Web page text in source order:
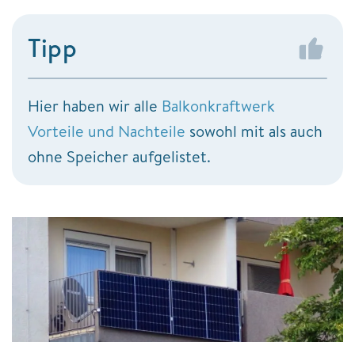
Tipp
Hier haben wir alle Balkonkraftwerk
Vorteile und Nachteile sowohl mit als auch
ohne Speicher aufgelistet.